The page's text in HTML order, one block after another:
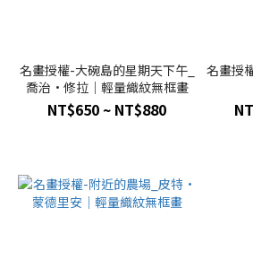
名畫授權-大碗島的星期天下午_
喬治·修拉｜輕量織紋無框畫
NT$650 ~ NT$880
名畫授